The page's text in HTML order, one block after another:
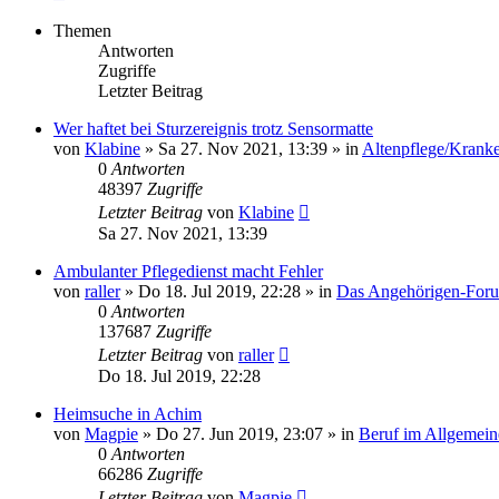
Themen
Antworten
Zugriffe
Letzter Beitrag
Wer haftet bei Sturzereignis trotz Sensormatte
von Klabine » Sa 27. Nov 2021, 13:39 » in Altenpflege/
0 Antworten
48397 Zugriffe
Letzter Beitrag von Klabine
Sa 27. Nov 2021, 13:39
Ambulanter Pflegedienst macht Fehler
von raller» Do 18. Jul 2019, 22:28 » in Das Angehörigen-
0 Antworten
137687 Zugriffe
Letzter Beitrag von raller
Do 18. Jul 2019, 22:28
Heimsuche in Achim
von Magpie » Do 27. Jun 2019, 23:07 » in Beruf im
0 Antworten
66286 Zugriffe